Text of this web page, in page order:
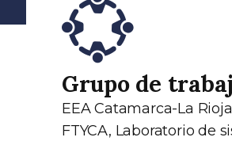
Grupo de
EEA Catamarca-La
FTYCA, Laboratorio de